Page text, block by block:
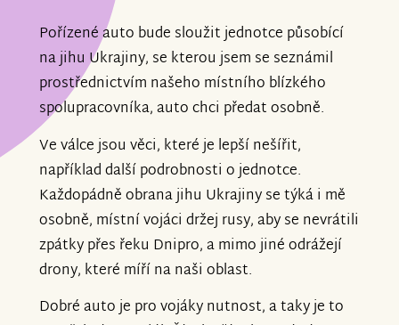
Pořízené auto bude sloužit jednotce působící
na jihu Ukrajiny, se kterou jsem se seznámil
prostřednictvím našeho místního blízkého
spolupracovníka, auto chci předat osobně.
Ve válce jsou věci, které je lepší nešířit,
například další podrobnosti o jednotce.
Každopádně obrana jihu Ukrajiny se týká i mě
osobně, místní vojáci držej rusy, aby se nevrátili
zpátky přes řeku Dnipro, a mimo jiné odrážejí
drony, které míří na naši oblast.
Dobré auto je pro vojáky nutnost, a taky je to